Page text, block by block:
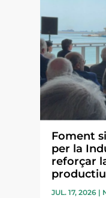
Foment
per la
reforçar
JUL. 17, 2026 |